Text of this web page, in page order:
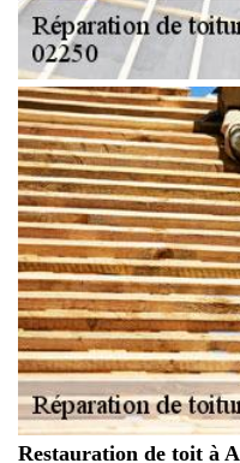
Restauration de toit à